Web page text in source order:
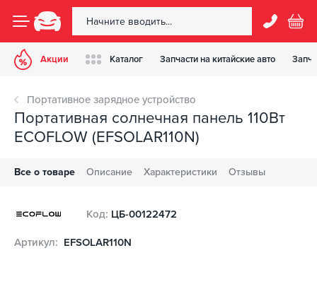
Акции Каталог Запчасти на китайские авто
Портативное зарядное устройство
Портативная солнечная панель 110Вт
ECOFLOW (EFSOLAR110N)
Все о товаре Описание Характеристики Отзывы
Код: ЦБ-00122472
Артикул: EFSOLAR110N